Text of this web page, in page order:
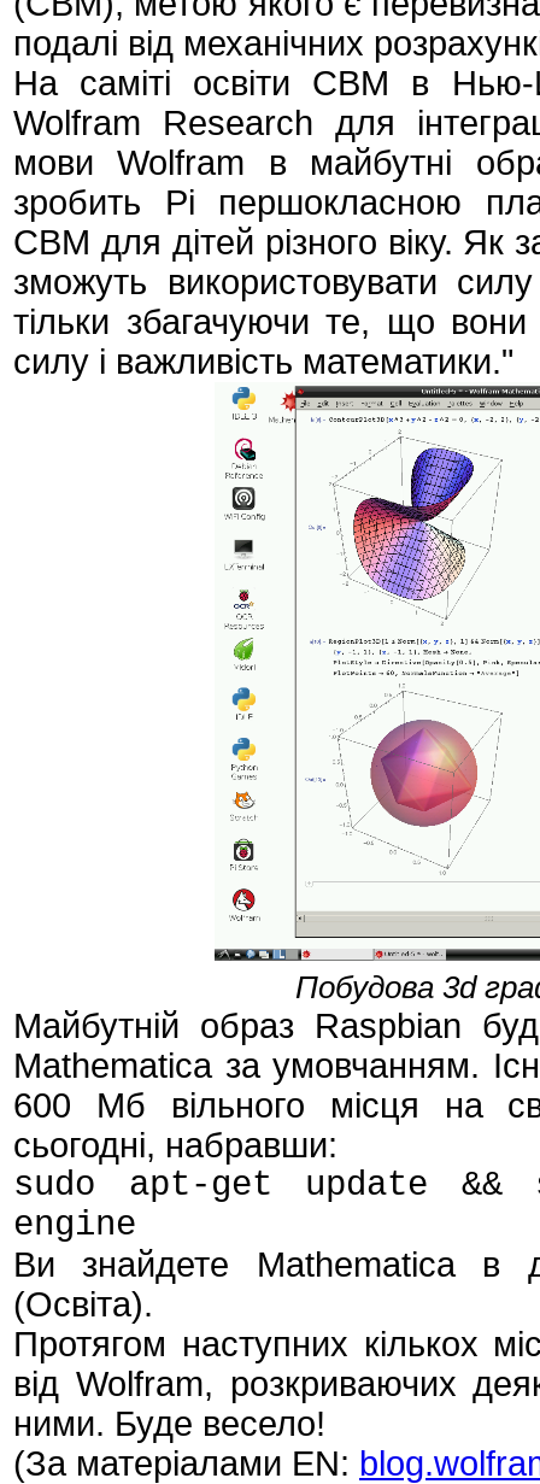
подалі від механічних
На саміті освіти CBM в
Wolfram Research для
мови Wolfram в майбутні
зробить Pi першокласною
CBM для дітей різного віку.
зможуть використовувати
тільки збагачуючи те, що
силу і важливість математики."
Побудова 3d
Майбутній образ Raspbian
Mathematica за умовчанням.
600 Мб вільного місця на
сьогодні, набравши:
sudo apt-get update
engine
Ви знайдете Mathematica в
(Освіта).
Протягом наступних кількох
від Wolfram, розкриваючих
ними. Буде весело!
(За матеріалами EN: